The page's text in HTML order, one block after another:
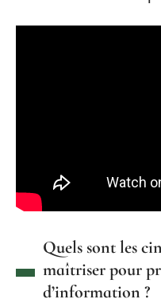
Quels sont les
maîtriser pour
d’information ?